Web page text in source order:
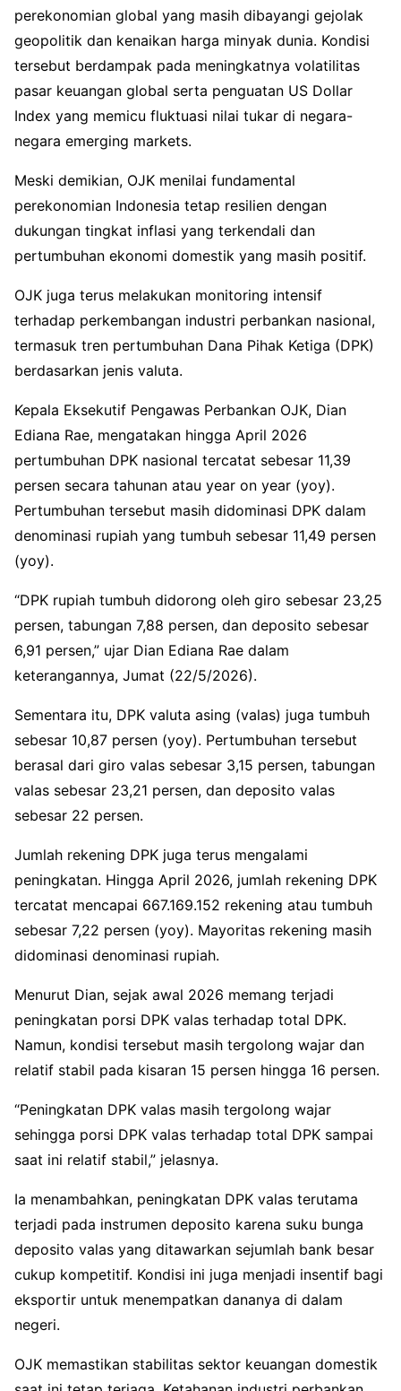
perekonomian global yang masih dibayangi gejolak
geopolitik dan kenaikan harga minyak dunia. Kondisi
tersebut berdampak pada meningkatnya volatilitas
pasar keuangan global serta penguatan US Dollar
Index yang memicu fluktuasi nilai tukar di negara-
negara emerging markets.
Meski demikian, OJK menilai fundamental
perekonomian Indonesia tetap resilien dengan
dukungan tingkat inflasi yang terkendali dan
pertumbuhan ekonomi domestik yang masih positif.
OJK juga terus melakukan monitoring intensif
terhadap perkembangan industri perbankan nasional,
termasuk tren pertumbuhan Dana Pihak Ketiga (DPK)
berdasarkan jenis valuta.
Kepala Eksekutif Pengawas Perbankan OJK, Dian
Ediana Rae, mengatakan hingga April 2026
pertumbuhan DPK nasional tercatat sebesar 11,39
persen secara tahunan atau year on year (yoy).
Pertumbuhan tersebut masih didominasi DPK dalam
denominasi rupiah yang tumbuh sebesar 11,49 persen
(yoy).
“DPK rupiah tumbuh didorong oleh giro sebesar 23,25
persen, tabungan 7,88 persen, dan deposito sebesar
6,91 persen,” ujar Dian Ediana Rae dalam
keterangannya, Jumat (22/5/2026).
Sementara itu, DPK valuta asing (valas) juga tumbuh
sebesar 10,87 persen (yoy). Pertumbuhan tersebut
berasal dari giro valas sebesar 3,15 persen, tabungan
valas sebesar 23,21 persen, dan deposito valas
sebesar 22 persen.
Jumlah rekening DPK juga terus mengalami
peningkatan. Hingga April 2026, jumlah rekening DPK
tercatat mencapai 667.169.152 rekening atau tumbuh
sebesar 7,22 persen (yoy). Mayoritas rekening masih
didominasi denominasi rupiah.
Menurut Dian, sejak awal 2026 memang terjadi
peningkatan porsi DPK valas terhadap total DPK.
Namun, kondisi tersebut masih tergolong wajar dan
relatif stabil pada kisaran 15 persen hingga 16 persen.
“Peningkatan DPK valas masih tergolong wajar
sehingga porsi DPK valas terhadap total DPK sampai
saat ini relatif stabil,” jelasnya.
Ia menambahkan, peningkatan DPK valas terutama
terjadi pada instrumen deposito karena suku bunga
deposito valas yang ditawarkan sejumlah bank besar
cukup kompetitif. Kondisi ini juga menjadi insentif bagi
eksportir untuk menempatkan dananya di dalam
negeri.
OJK memastikan stabilitas sektor keuangan domestik